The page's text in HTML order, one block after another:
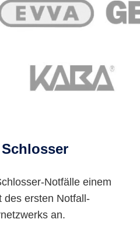
Notfälle einem
des ersten Notfall-
an.